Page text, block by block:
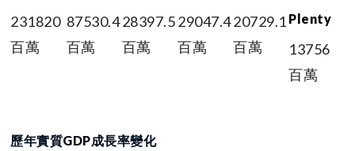
231820
百萬
87530.4
百萬
28397.5
百萬
29047.4
百萬
20729.1
百萬
Plenty
13756
百萬
歷年實質GDP成長率變化